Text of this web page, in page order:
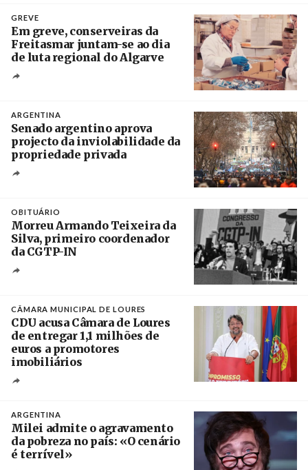
GREVE
Em greve, conserveiras da
Freitasmar juntam-se ao dia
de luta regional do Algarve
ARGENTINA
Senado argentino aprova
projecto da inviolabilidade da
propriedade privada
OBITUÁRIO
Morreu Armando Teixeira da
Silva, primeiro coordenador
da CGTP-IN
CÂMARA MUNICIPAL DE LOURES
CDU acusa Câmara de Loures
de entregar 1,1 milhões de
euros a promotores
imobiliários
ARGENTINA
Milei admite o agravamento
da pobreza no país: «O cenário
é terrível»